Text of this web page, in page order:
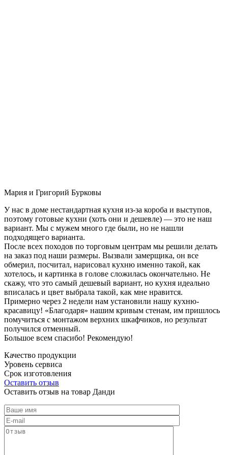
Мария и Григорий Бурковы
У нас в доме нестандартная кухня из-за короба и выступов,
поэтому готовые кухни (хоть они и дешевле) — это не наш
вариант. Мы с мужем много где были, но не нашли
подходящего варианта.
После всех походов по торговым центрам мы решили делать
на заказ под наши размеры. Вызвали замерщика, он все
обмерил, посчитал, нарисовал кухню именно такой, как
хотелось, и картинка в голове сложилась окончательно. Не
скажу, что это самый дешевый вариант, но кухня идеально
вписалась и цвет выбрала такой, как мне нравится.
Примерно через 2 недели нам установили нашу кухню-
красавицу! «Благодаря» нашим кривым стенам, им пришлось
помучиться с монтажом верхних шкафчиков, но результат
получился отменный.
Большое всем спасибо! Рекомендую!
Качество продукции
Уровень сервиса
Срок изготовления
Оставить отзыв
Оставить отзыв на товар Данди